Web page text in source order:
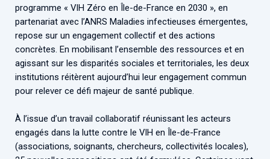
programme « VIH Zéro en Île-de-France en 2030 », en
partenariat avec l’ANRS Maladies infectieuses émergentes,
repose sur un engagement collectif et des actions
concrètes. En mobilisant l’ensemble des ressources et en
agissant sur les disparités sociales et territoriales, les deux
institutions réitèrent aujourd’hui leur engagement commun
pour relever ce défi majeur de santé publique.
À l’issue d’un travail collaboratif réunissant les acteurs
engagés dans la lutte contre le VIH en Île-de-France
(associations, soignants, chercheurs, collectivités locales),